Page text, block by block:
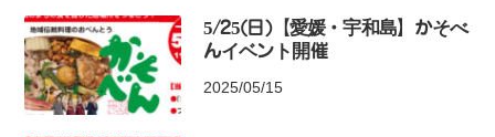
5/25(日)【愛媛・宇和島】かそべ
んイベント開催
2025/05/15